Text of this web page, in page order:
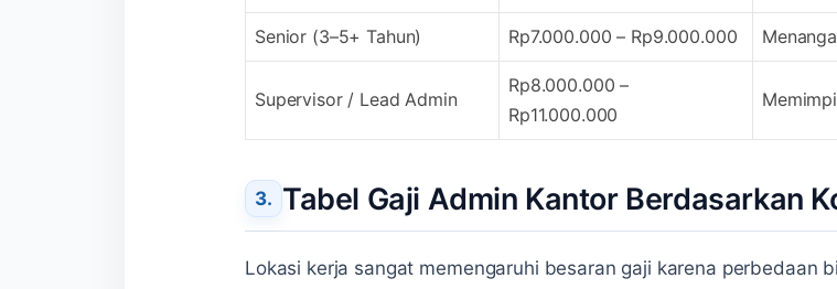
Senior (3–5+ Tahun) Rp7.000.000 – Rp9.000.000
Supervisor / Lead Admin
Rp8.000.000 –
Rp11.000.000
Tabel Gaji Admin Kantor Berdasarkan
Lokasi kerja sangat memengaruhi besaran gaji karena perbedaan